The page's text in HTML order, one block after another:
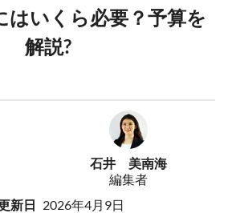
はいくら必要？予算を
解説?
石井 美南海
編集者
新日 2026年4月9日